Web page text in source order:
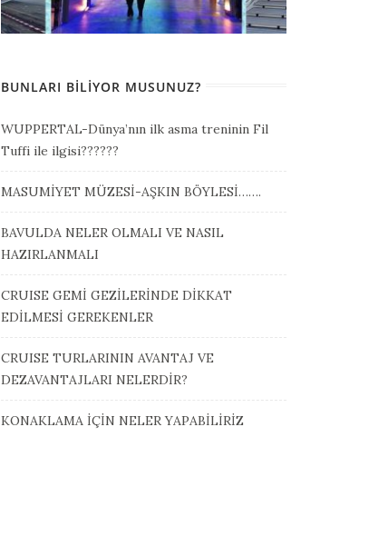
BUNLARI BILIYOR MUSUNUZ?
WUPPERTAL-Dünya’nın ilk asma treninin Fil
Tuffi ile ilgisi??????
MASUMİYET MÜZESİ-AŞKIN BÖYLESİ…….
BAVULDA NELER OLMALI VE NASIL
HAZIRLANMALI
CRUISE GEMİ GEZİLERİNDE DİKKAT
EDİLMESİ GEREKENLER
CRUISE TURLARININ AVANTAJ VE
DEZAVANTAJLARI NELERDİR?
KONAKLAMA İÇİN NELER YAPABİLİRİZ